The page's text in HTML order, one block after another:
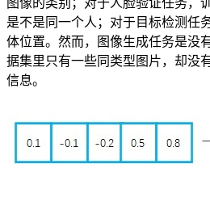
是不是同一个人；对于目标检测任
体位置。然而，图像生成任务是没
据集里只有一些同类型图片，却没
信息。